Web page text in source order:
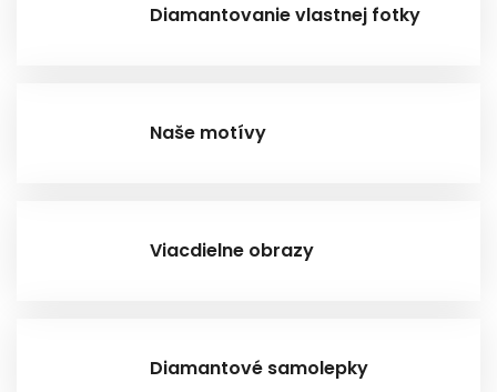
Diamantovanie vlastnej fotky
Naše motívy
Viacdielne obrazy
Diamantové samolepky